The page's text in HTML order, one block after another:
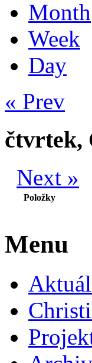
Month
Week
Day
« Prev
čtvrtek,
Next »
Položky
Menu